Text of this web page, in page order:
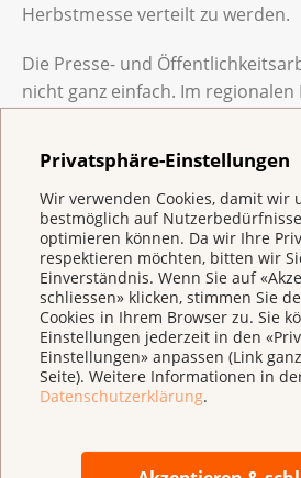
Privatsphäre-Einstellungen
Wir verwenden Cookies, damit wir
bestmöglich auf
optimieren können. Da wir Ihre
respektieren möchten, bitten wir
Einverständnis. Wenn Sie auf
schliessen» klicken, stimmen Sie
Cookies in Ihrem Browser zu. Sie
Einstellungen jederzeit in den
Einstellungen» anpassen (Link
Seite). Weitere Informationen in
Datenschutzerklärung.
Herbstmesse verteilt zu werden.
Die Presse- und
nicht ganz einfach. Im
begleitet, überregional wurde
unter anderem im «Blick», im
sogar in der «Washington Post»
Acht OK-Sitzungen, etwa 2000
die 800 ehrenamtliche
wir ein wunderbares, sehr
erleben mit hervorragenden
sehr bewegenden
hochgeschätzten Benefizkonzert
Rheinfall-Bildern, die sicher
Schaffhausen mit dieser Aktion